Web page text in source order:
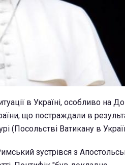
в Україні, особливо на
що постраждали в
(Посольстві Ватикану в
зустрівся з